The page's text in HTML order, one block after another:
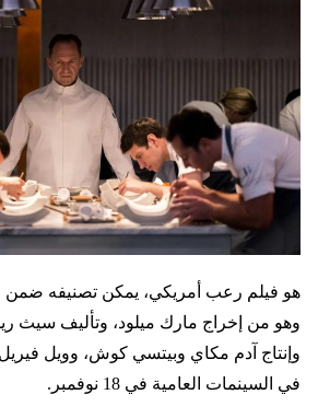
هو فيلم رعب أمريكي، يمكن تصنيفه ضمن
وهو من إخراج مارك ميلود، وتأليف سيث
وإنتاج آدم مكاي وبيتسي كوش، وويل
في السينمات العامية في 18 نوفمبر.